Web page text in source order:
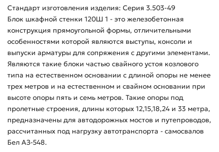
Стандарт изготовления изделия: Серия 3.503-49
Блок шкафной стенки 120Ш 1 - это железобетонная
конструкция прямоугольной формы, отличительными
особенностями которой являются выступы, консоли и
выпуски арматуры для сопряжения с другими элементами.
Являются такие блоки частью свайного устоя козлового
типа на естественном основании с длиной опоры не менее
трех метров и на естественном и свайном основании при
высоте опоры пять и семь метров. Такие опоры под
пролетные строения, длины которых 12,15,18,24 и 33 метра,
предназначены для автодорожных мостов и путепроводов,
рассчитанных под нагрузку автотранспорта - самосвалов
Бел АЗ-548.